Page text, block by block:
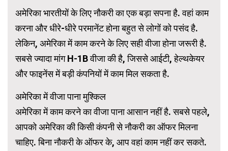
अमेरिका भारतीयों के लिए नौकरी का एक बड़ा सपना है. वहां काम
करना और धीरे-धीरे परमानेंट होना बहुत से लोगों को पसंद है.
लेकिन, अमेरिका में काम करने के लिए सही वीजा होना जरूरी है.
सबसे ज्यादा मांग H-1B वीजा की है, जिससे आईटी, हेल्थकेयर
और फाइनेंस में बड़ी कंपनियों में काम मिल सकता है.
अमेरिका में वीजा पाना मुश्किल
अमेरिका में काम करने का वीजा पाना आसान नहीं है. सबसे पहले,
आपको अमेरिका की किसी कंपनी से नौकरी का ऑफर मिलना
चाहिए. बिना नौकरी के ऑफर के, आप वहां काम नहीं कर सकते.